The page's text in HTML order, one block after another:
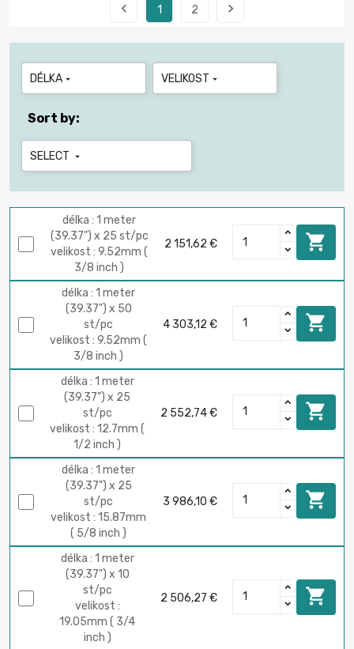
 1 2 
DÉLKA  VELIKOST 
Sort by:
SELECT 
délka : 1 meter
(39.37") x 25 st/pc
velikost : 9.52mm (
3/8 inch )
2 151,62 € 
délka : 1 meter
(39.37") x 50
st/pc
velikost : 9.52mm (
3/8 inch )
4 303,12 € 
délka : 1 meter
(39.37") x 25
st/pc
velikost : 12.7mm (
1/2 inch )
2 552,74 € 
délka : 1 meter
(39.37") x 25
st/pc
velikost : 15.87mm
( 5/8 inch )
3 986,10 € 
délka : 1 meter
(39.37") x 10
st/pc
velikost :
19.05mm ( 3/4
inch )
2 506,27 € 